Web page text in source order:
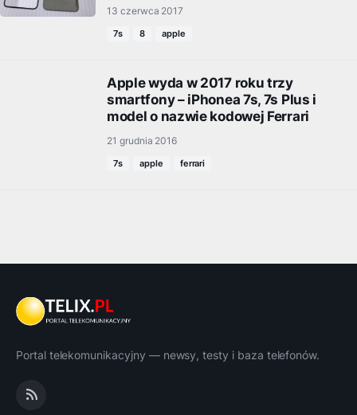
13 czerwca 2017
7s 8 apple
Apple wyda w 2017 roku trzy
smartfony – iPhonea 7s, 7s Plus i
model o nazwie kodowej Ferrari
21 grudnia 2016
7s apple ferrari
Portal telekomunikacyjny — newsy, testy i baza telefonów.